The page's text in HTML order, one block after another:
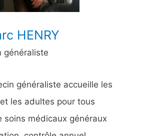
HENRY
généraliste
généraliste accueille les
les adultes pour tous
soins médicaux généraux